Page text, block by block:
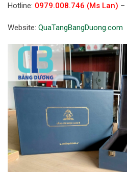
Hotline: 0979.008.746 (Ms Lan) –
Website: QuaTangBangDuong.com